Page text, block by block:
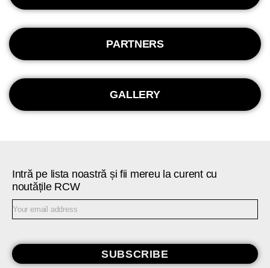
PARTNERS
GALLERY
Intră pe lista noastră și fii mereu la curent cu
noutățile RCW
SUBSCRIBE